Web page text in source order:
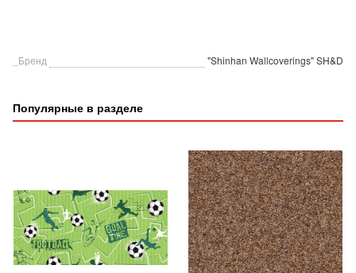
_Бренд "Shinhan Wallcoverings" SH&D
Популярные в разделе